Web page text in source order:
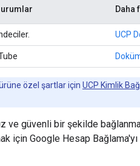
Daha
UCP
özel şartlar için UCP Kimlik
güvenli bir şekilde
için Google Hesap Bağlama'yı